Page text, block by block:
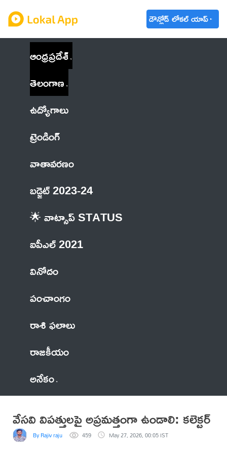
డౌన్లోడ్ లోకల్ యాప్
ఆంధ్రప్రదేశ్
తెలంగాణ
ఉద్యోగాలు
ట్రెండింగ్
వాతావరణం
బడ్జెట్ 2023-24
🌟 వాట్సాప్ STATUS
ఐపీఎల్ 2021
వినోదం
పంచాంగం
రాశి ఫలాలు
రాజకీయం
అనేకం
వేసవి విపత్తులపై అప్రమత్తంగా ఉండాలి: కలెక్టర్
By Rajiv raju 459 May 27, 2026, 00:05 IST